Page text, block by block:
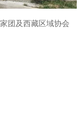
团及西藏区域协会